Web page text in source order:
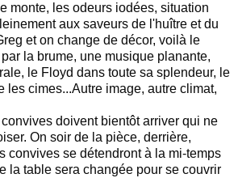
monte, les odeurs iodées, situation
aux saveurs de l'huître et du
et on change de décor, voilà le
la brume, une musique planante,
le Floyd dans toute sa splendeur, le
les cimes...Autre image, autre climat,
doivent bientôt arriver qui ne
On soir de la pièce, derrière,
convives se détendront à la mi-temps
la table sera changée pour se couvrir